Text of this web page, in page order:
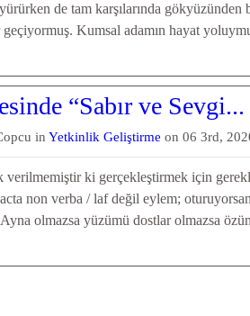
de tam karşılarında gökyüzünden
geçiyormuş. Kumsal adamın hayat
“Sabır ve Sevgi...
in Yetkinlik Geliştirme on 06 3rd,
ki gerçekleştirmek için
non verba / laf değil eylem;
olmazsa yüzümü dostlar olmazsa